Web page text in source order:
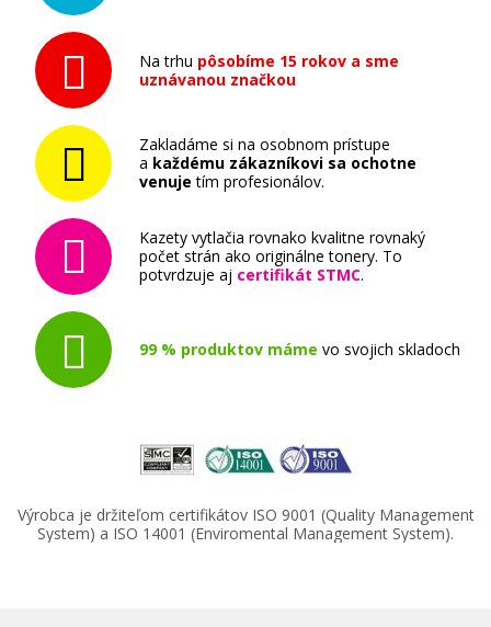
90,90 €
Pridať do košíka
HP 128A, HP CE323A (Purpurový)
Na trhu pôsobíme 15 rokov a sme
uznávanou značkou
Zakladáme si na osobnom prístupe
a každému zákazníkovi sa ochotne
venuje tím profesionálov.
Kazety vytlačia rovnako kvalitne rovnaký
počet strán ako originálne tonery. To
potvrdzuje aj certifikát STMC.
99 % produktov máme vo svojich skladoch
Výrobca je držiteľom certifikátov ISO 9001 (Quality Management
System) a ISO 14001 (Enviromental Management System).